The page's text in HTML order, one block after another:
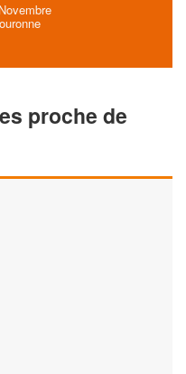
proche de